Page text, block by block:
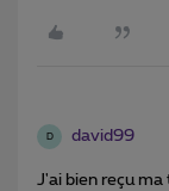
D david99
J'ai bien reçu